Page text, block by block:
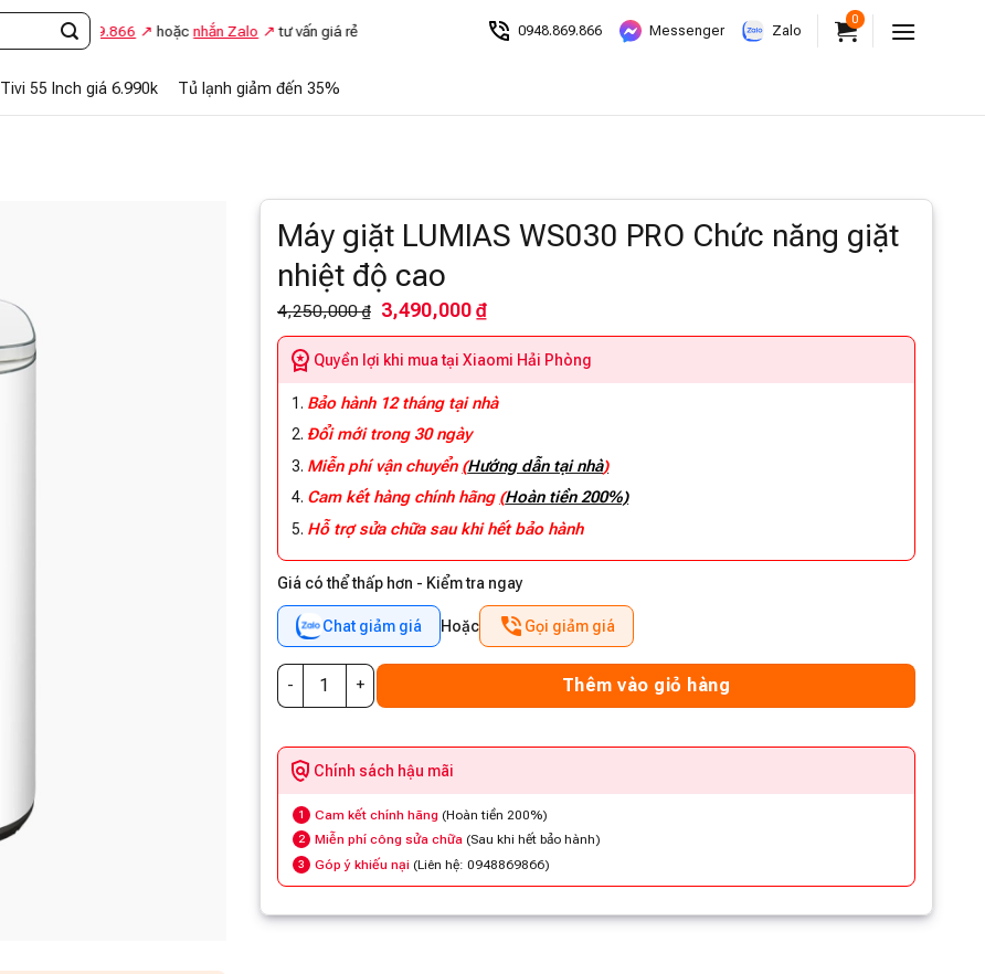
0948.869.866 hoặcnhắn Zalo tư vấn giá rẻ 0948.869.866 Messenger Zalo
0
Tivi 55 Inch giá 6.990k Tủ lạnh giảm đến 35%
Máy giặt LUMIAS WS030 PRO Chức năng giặt
nhiệt độ cao
4,250,000 ₫ 3,490,000 ₫
Quyền lợi khi mua tại Xiaomi Hải Phòng
Bảo hành 12 tháng tại nhà
Đổi mới trong 30 ngày
Miễn phí vận chuyển (Hướng dẫn tại nhà)
Cam kết hàng chính hãng (Hoàn tiền 200%)
Hỗ trợ sửa chữa sau khi hết bảo hành
Giá có thể thấp hơn - Kiểm tra ngay
Chat giảm giá Hoặc Gọi giảm giá
Thêm vào giỏ hàng
Chính sách hậu mãi
1 Cam kết chính hãng (Hoàn tiền 200%)
2 Miễn phí công sửa chữa (Sau khi hết bảo hành)
3 Góp ý khiếu nại (Liên hệ: 0948869866)